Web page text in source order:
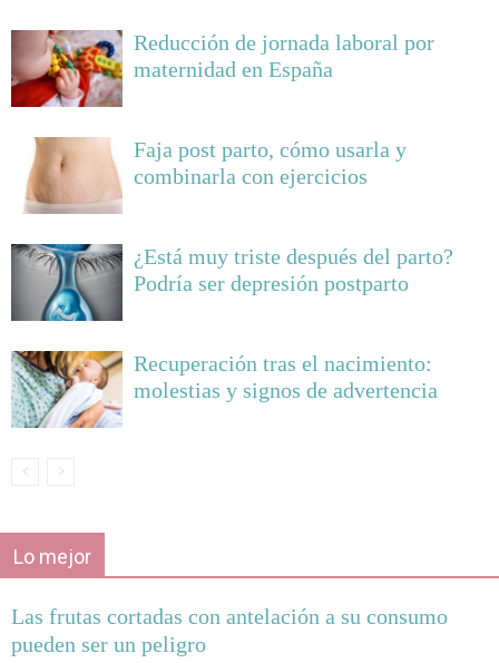
Reducción de jornada laboral por
maternidad en España
Faja post parto, cómo usarla y
combinarla con ejercicios
¿Está muy triste después del parto?
Podría ser depresión postparto
Recuperación tras el nacimiento:
molestias y signos de advertencia
Lo mejor
Las frutas cortadas con antelación a su consumo
pueden ser un peligro